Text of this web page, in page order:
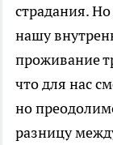
страдания.
нашу
проживание
что для нас
но
разницу